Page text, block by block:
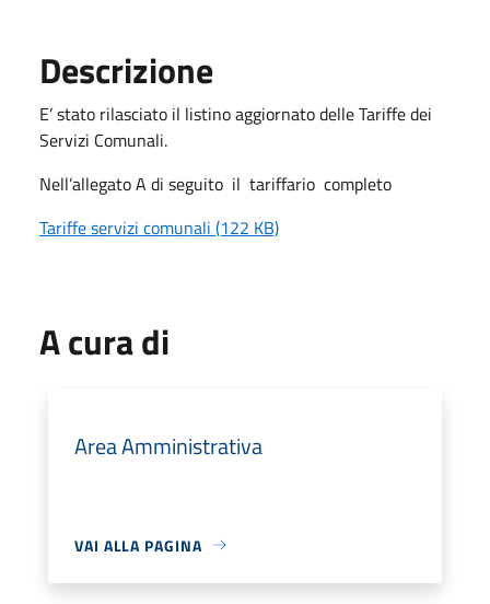
Descrizione
E’ stato rilasciato il listino aggiornato delle Tariffe dei
Servizi Comunali.
Nell’allegato A di seguito il tariffario completo
Tariffe servizi comunali (122 KB)
A cura di
Area Amministrativa
VAI ALLA PAGINA